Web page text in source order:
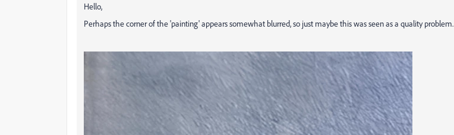
Hello,
Perhaps the corner of the 'painting' appears somewhat blurred, so just maybe this was seen as a quality problem.